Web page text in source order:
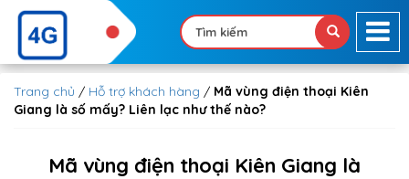
Trang chủ / Hỗ trợ khách hàng / Mã vùng điện thoại Kiên
Giang là số mấy? Liên lạc như thế nào?
Mã vùng điện thoại Kiên Giang là